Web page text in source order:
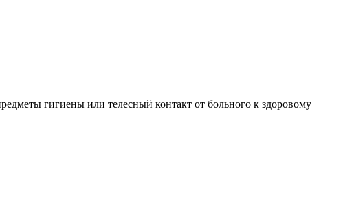
гигиены или телесный контакт от больного к здоровому